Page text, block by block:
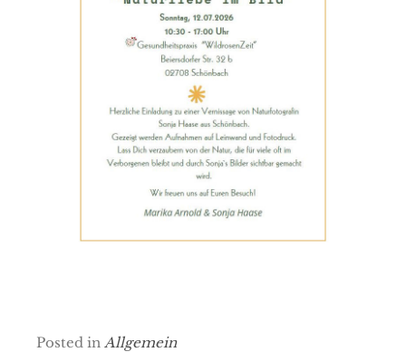
Posted in Allgemein